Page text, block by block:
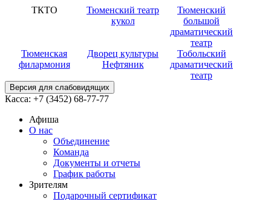
ТКТО
Тюменский театр
кукол
Тюменский
большой
драматический
театр
Тюменская
филармония
Дворец культуры
Нефтяник
Тобольский
драматический
театр
Версия для слабовидящих
Касса: +7 (3452) 68-77-77
Афиша
О нас
Объединение
Команда
Документы и отчеты
График работы
Зрителям
Подарочный сертификат